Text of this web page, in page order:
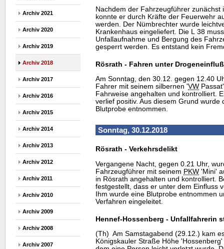
Archiv 2021
Archiv 2020
Archiv 2019
Archiv 2018
Archiv 2017
Archiv 2016
Archiv 2015
Archiv 2014
Archiv 2013
Archiv 2012
Archiv 2011
Archiv 2010
Archiv 2009
Archiv 2008
Archiv 2007
Nachdem der Fahrzeugführer
konnte er durch Kräfte der Feuerwehr
werden. Der Nümbrechter wurde
Krankenhaus eingeliefert. Die L 38
Unfallaufnahme und Bergung des
gesperrt werden. Es entstand kein
Rösrath - Fahren unter Drogeneinfluß
Am Sonntag, den 30.12. gegen 12.40
Fahrer mit seinem silbernen 'VW
Fahrweise angehalten und kontrolliert.
verlief positiv. Aus diesem Grund wurde
Blutprobe entnommen.
Sonntag, 30.12.2018
Rösrath - Verkehrsdelikt
Vergangene Nacht, gegen 0.21 Uhr,
Fahrzeugführer mit seinem PKW 'Mini'
in Rösrath angehalten und kontrolliert.
festgestellt, dass er unter dem Einfluss
Ihm wurde eine Blutprobe entnommen
Verfahren eingeleitet.
Hennef-Hossenberg - Unfallfahrerin
(Th) Am Samstagabend (29.12.) kam
Königskauler Straße Höhe